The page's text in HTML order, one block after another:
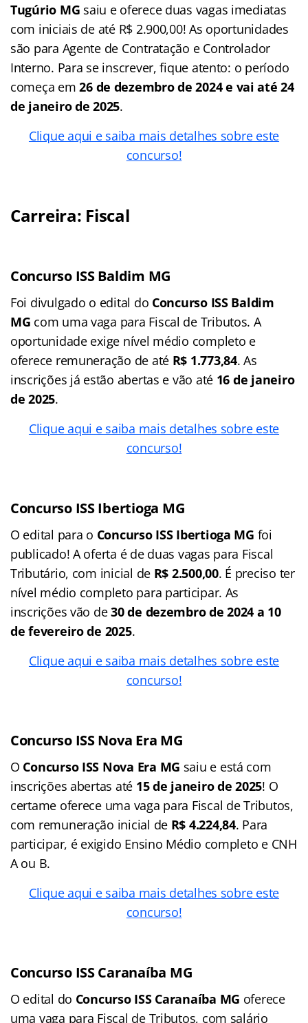
Tugúrio MG saiu e oferece duas vagas imediatas
com iniciais de até R$ 2.900,00! As oportunidades
são para Agente de Contratação e Controlador
Interno. Para se inscrever, fique atento: o período
começa em26 de dezembro de 2024 e vai até 24
de janeiro de 2025.
Clique aqui e saiba mais detalhes sobre este
concurso!
Carreira: Fiscal
Concurso ISS Baldim MG
Foi divulgado o edital do Concurso ISS Baldim
MG com uma vaga para Fiscal de Tributos. A
oportunidade exige nível médio completo e
oferece remuneração de até R$ 1.773,84. As
inscrições já estão abertas e vão até 16 de janeiro
de 2025.
Clique aqui e saiba mais detalhes sobre este
concurso!
Concurso ISS Ibertioga MG
O edital para o Concurso ISS Ibertioga MG foi
publicado! A oferta é de duas vagas para Fiscal
Tributário, com inicial de R$ 2.500,00. É preciso ter
nível médio completo para participar. As
inscrições vão de30 de dezembro de 2024 a 10
de fevereiro de 2025.
Clique aqui e saiba mais detalhes sobre este
concurso!
Concurso ISS Nova Era MG
O Concurso ISS Nova Era MG saiu e está com
inscrições abertas até 15 de janeiro de 2025! O
certame oferece uma vaga para Fiscal de Tributos,
com remuneração inicial de R$ 4.224,84. Para
participar, é exigido Ensino Médio completo e CNH
A ou B.
Clique aqui e saiba mais detalhes sobre este
concurso!
Concurso ISS Caranaíba MG
O edital do Concurso ISS Caranaíba MG oferece
uma vaga para Fiscal de Tributos, com salário